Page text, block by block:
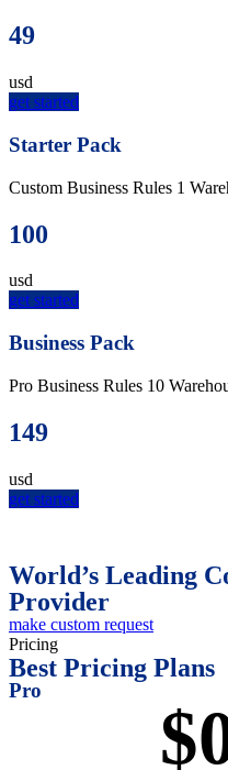
49
usd
get started
Starter Pack
Custom Business Rules 1
100
usd
get started
Business Pack
Pro Business Rules 10
149
usd
get started
World’s Leading
Provider
make custom request
Pricing
Best Pricing Plans
Pro
$